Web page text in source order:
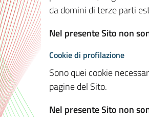
da domini di terze parti
Nel presente Sito non
Cookie di profilazione
Sono quei cookie
pagine del Sito.
Nel presente Sito non